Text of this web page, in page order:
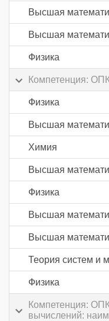
Высшая
Высшая
Физика
Компетенция:
Физика
Высшая
Химия
Высшая
Физика
Высшая
Высшая
Физика
Компетенция:
вычислений: